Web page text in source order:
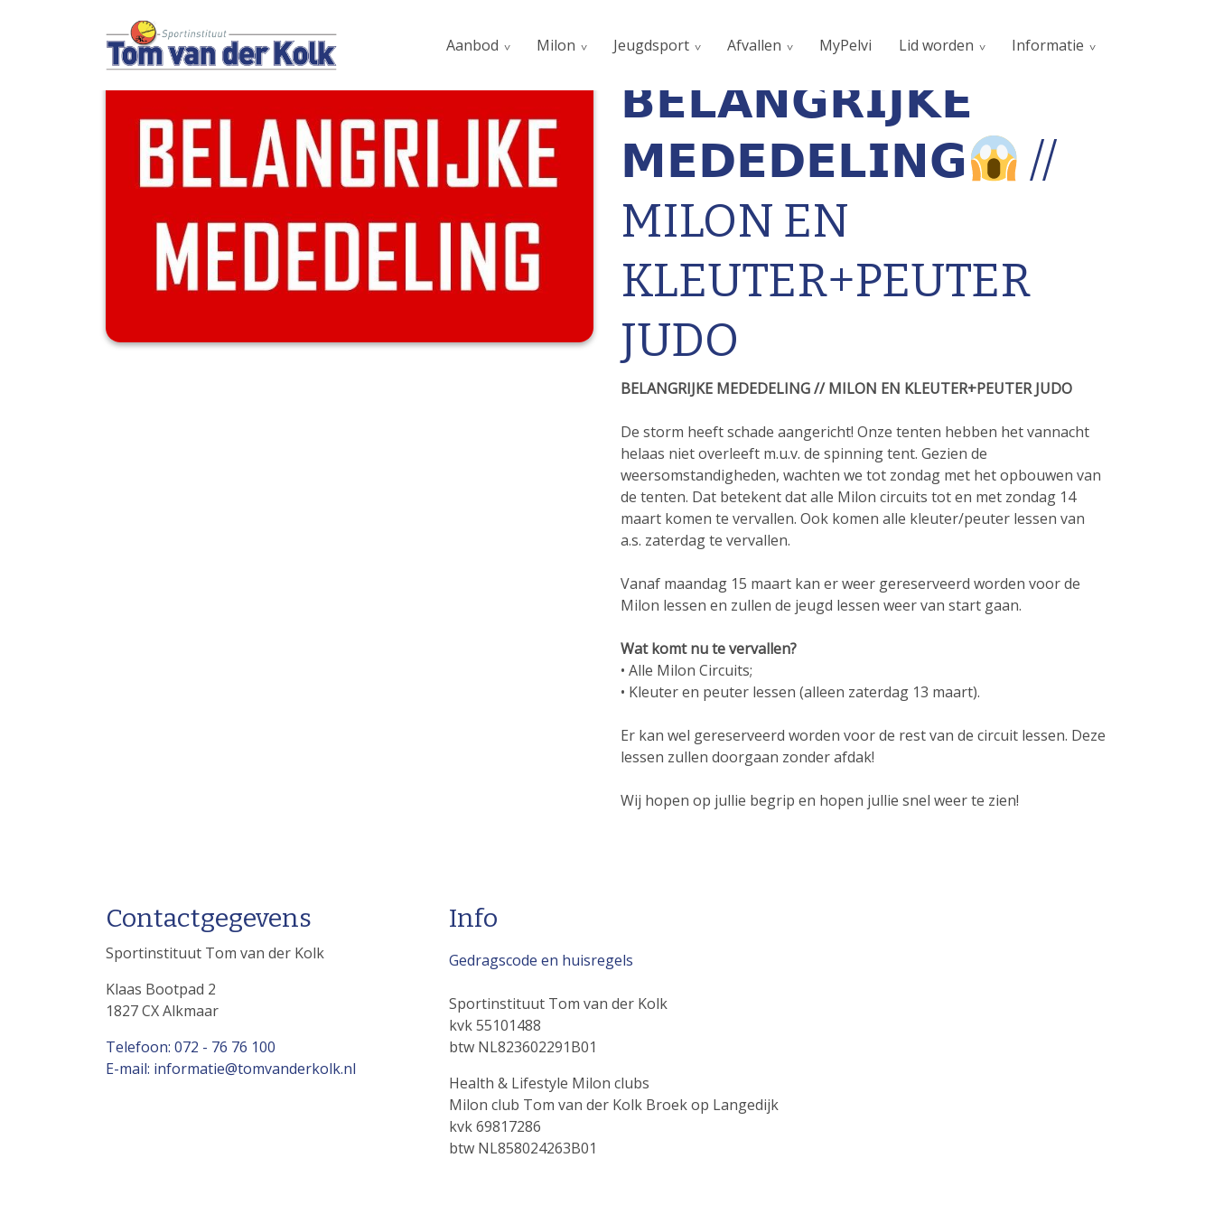
Aanbod Milon Jeugdsport Afvallen MyPelvi Lid worden Informatie
𝗕𝗘𝗟𝗔𝗡𝗚𝗥𝗜𝗝𝗞𝗘
𝗠𝗘𝗗𝗘𝗗𝗘𝗟𝗜𝗡𝗚
//
MILON EN
KLEUTER+PEUTER
JUDO
BELANGRIJKE MEDEDELING // MILON EN KLEUTER+PEUTER JUDO
De storm heeft schade aangericht! Onze tenten hebben het vannacht
helaas niet overleeft m.u.v. de spinning tent. Gezien de
weersomstandigheden, wachten we tot zondag met het opbouwen van
de tenten. Dat betekent dat alle Milon circuits tot en met zondag 14
maart komen te vervallen. Ook komen alle kleuter/peuter lessen van
a.s. zaterdag te vervallen.
Vanaf maandag 15 maart kan er weer gereserveerd worden voor de
Milon lessen en zullen de jeugd lessen weer van start gaan.
Wat komt nu te vervallen?
• Alle Milon Circuits;
• Kleuter en peuter lessen (alleen zaterdag 13 maart).
Er kan wel gereserveerd worden voor de rest van de circuit lessen. Deze
lessen zullen doorgaan zonder afdak!
Wij hopen op jullie begrip en hopen jullie snel weer te zien!
Contactgegevens
Sportinstituut Tom van der Kolk
Klaas Bootpad 2
1827 CX Alkmaar
Telefoon: 072 - 76 76 100
E-mail: informatie@tomvanderkolk.nl
Info
Gedragscode en huisregels
Sportinstituut Tom van der Kolk
kvk 55101488
btw NL823602291B01
Health & Lifestyle Milon clubs
Milon club Tom van der Kolk Broek op Langedijk
kvk 69817286
btw NL858024263B01